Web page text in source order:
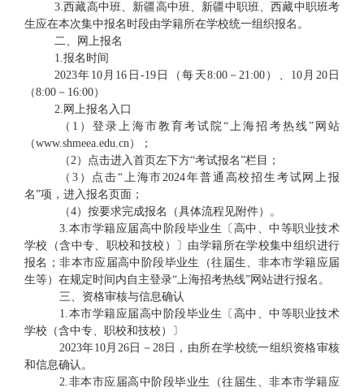
3.西藏高中班、新疆高中班、新疆中职班、西藏中职班考
生应在本次集中报名时段由学籍所在学校统一组织报名。
二、网上报名
1.报名时间
2023年10月16日-19日（每天8:00－21:00）、10月20日
（8:00－16:00）
2.网上报名入口
（ 1）登录上海市教育考试院“上海招考热线”网站
（www.shmeea.edu.cn）；
（2）点击进入首页左下方“考试报名”栏目；
（ 3）点击“上海市2024年普通高校招生考试网上报
名”项，进入报名页面；
（4）按要求完成报名（具体流程见附件）。
3.本市学籍应届高中阶段毕业生〔高中、中等职业技术
学校（含中专、职校和技校）〕由学籍所在学校集中组织进行
报名；非本市应届高中阶段毕业生（往届生、非本市学籍应届
生等）在规定时间内自主登录“上海招考热线”网站进行报名。
三、资格审核与信息确认
1.本市学籍应届高中阶段毕业生〔高中、中等职业技术
学校（含中专、职校和技校）〕
2023年10月26日－28日，由所在学校统一组织资格审核
和信息确认。
2.非本市应届高中阶段毕业生（往届生、非本市学籍应